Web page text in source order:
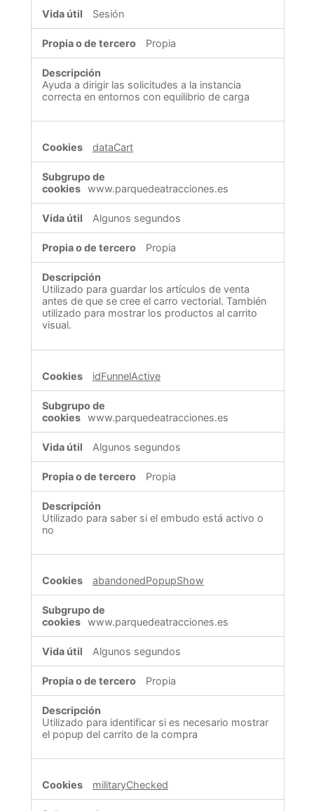
Sesión
Propia
Ayuda a dirigir las solicitudes a la instancia
correcta en entornos con equilibrio de carga
dataCart
www.parquedeatracciones.es
Algunos segundos
Propia
Utilizado para guardar los artículos de venta
antes de que se cree el carro vectorial. También
utilizado para mostrar los productos al carrito
visual.
idFunnelActive
www.parquedeatracciones.es
Algunos segundos
Propia
Utilizado para saber si el embudo está activo o
no
abandonedPopupShow
www.parquedeatracciones.es
Algunos segundos
Propia
Utilizado para identificar si es necesario mostrar
el popup del carrito de la compra
militaryChecked